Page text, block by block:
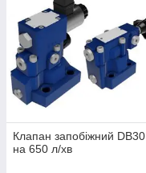
Клапан запобіжний DB30
на 650 л/хв